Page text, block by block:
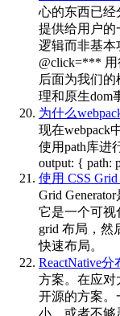
心的东西已经
提供给用户的
逻辑而非基本
@click=***
后面为我们
理和原生
为什么
现在webpack
使用path库进
output: { path:
使用 CSS
Grid
它是一个可视
grid 布局，然
快速布局。
ReactNative
方案。在应对
开源的方案。
小，或者不够